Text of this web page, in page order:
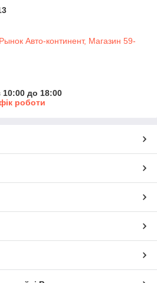
Авто-континент, Магазин 59-
10:00 до 18:00
роботи